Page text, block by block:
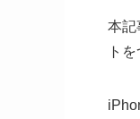
本記
ト